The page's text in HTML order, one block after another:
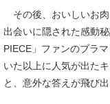
その後、おいしいお
出会いに隠された感動
PIECE」ファンのブラ
いた以上に人気が出た
と、意外な答えが飛び出